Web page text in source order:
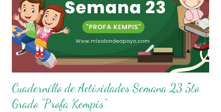
dedicacion y trabajo podemos gozar de estas planeaciones
didacticas, recuerden que nosotros solo los compartimos con
fines educativos, didácticos e informativos.😊 Obtén
documento com...
Cuadernillo de Actividades Semana 23 5to
Grado "Profa Kempis"